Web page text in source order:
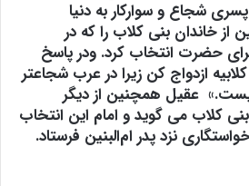
پسری شجاع و سوارکار به دنیا
از خاندان بنی کلاب را که در
حضرت انتخاب کرد. ودر پاسخ
کلابیه ازدواج کن زیرا در عرب شجاعتر
.» عقیل همچنین از دیگر
کلاب می گوید و امام این انتخاب
نزد پدر ام‌البنین فرستاد.